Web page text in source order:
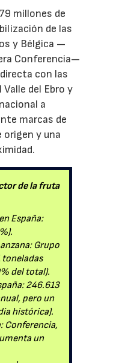
millones de
de las
y Bélgica —
Conferencia—
con las
del Ebro y
a
marcas de
origen y una
de la fruta
España:
Grupo
toneladas
del total).
246.613
pero un
histórica).
Conferencia,
un